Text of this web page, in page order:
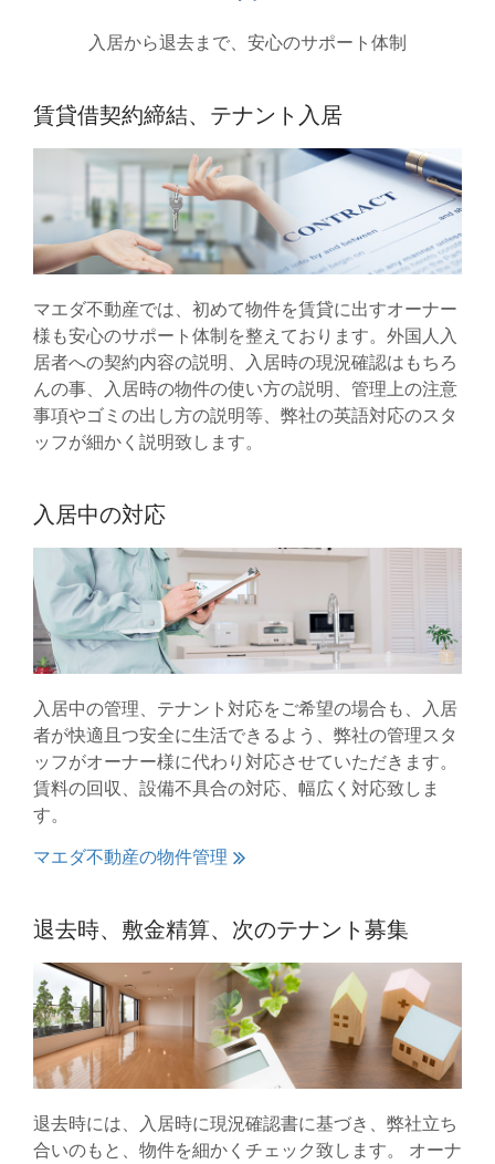
入居から退去まで、安心のサポート体制
賃貸借契約締結、テナント入居
マエダ不動産では、初めて物件を賃貸に出すオーナー
様も安心のサポート体制を整えております。外国人入
居者への契約内容の説明、入居時の現況確認はもちろ
んの事、入居時の物件の使い方の説明、管理上の注意
事項やゴミの出し方の説明等、弊社の英語対応のスタ
ッフが細かく説明致します。
入居中の対応
入居中の管理、テナント対応をご希望の場合も、入居
者が快適且つ安全に生活できるよう、弊社の管理スタ
ッフがオーナー様に代わり対応させていただきます。
賃料の回収、設備不具合の対応、幅広く対応致しま
す。
マエダ不動産の物件管理
退去時、敷金精算、次のテナント募集
退去時には、入居時に現況確認書に基づき、弊社立ち
合いのもと、物件を細かくチェック致します。 オーナ